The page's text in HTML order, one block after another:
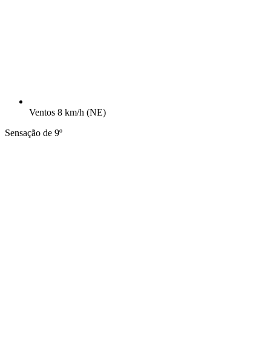
Ventos 8 km/h (NE)
Sensação de 9º